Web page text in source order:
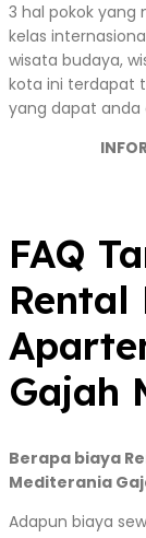
3 hal pokok yang
kelas
wisata budaya,
kota ini terdapat
yang dapat anda
FAQ
Rental
Gajah
Berapa biaya
Mediterania
Adapun biaya